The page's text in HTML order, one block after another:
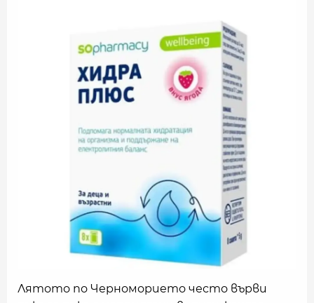
Лятото по Черноморието често върви